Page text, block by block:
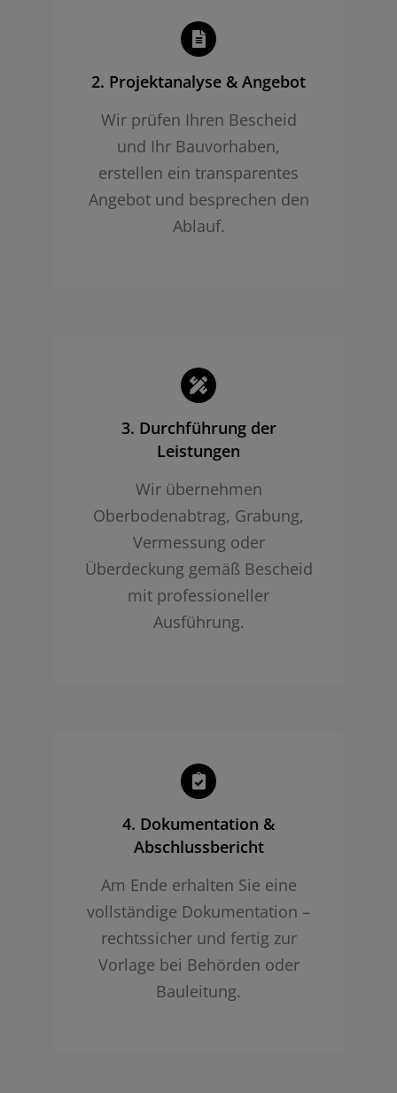
2. Projekt­analyse & Angebot
Wir prüfen Ihren Bescheid
und Ihr Bauvorhaben,
erstellen ein transparentes
Angebot und besprechen den
Ablauf.
3. Durchführung der
Leistungen
Wir übernehmen
Oberbodenabtrag, Grabung,
Vermessung oder
Überdeckung gemäß Bescheid
mit professioneller
Ausführung.
4. Dokumentation &
Abschlussbericht
Am Ende erhalten Sie eine
vollständige Dokumentation –
rechtssicher und fertig zur
Vorlage bei Behörden oder
Bauleitung.